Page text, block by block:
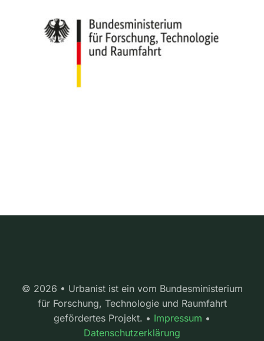
© 2026 • Urbanist ist ein vom Bundesministerium
für Forschung, Technologie und Raumfahrt
gefördertes Projekt. • Impressum •
Datenschutzerklärung